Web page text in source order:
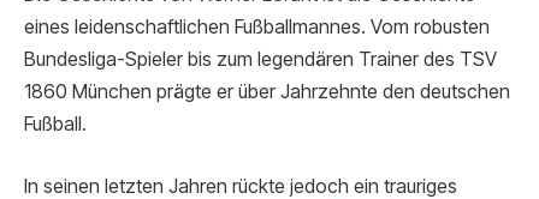
eines leidenschaftlichen Fußballmannes. Vom robusten
Bundesliga-Spieler bis zum legendären Trainer des TSV
1860 München prägte er über Jahrzehnte den deutschen
Fußball.
In seinen letzten Jahren rückte jedoch ein trauriges